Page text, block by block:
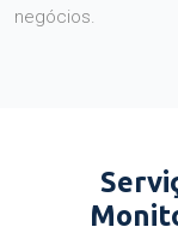
negócios.